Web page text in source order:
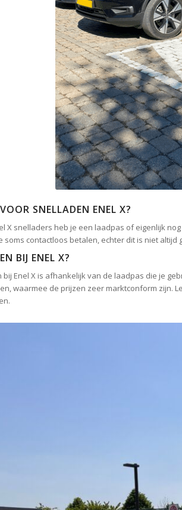
SNELLADEN ENEL X?
X snelladers heb je een laadpas of eigenlijk
soms contactloos betalen, echter dit is niet altijd
BIJ ENEL X?
Enel X is afhankelijk van de laadpas die je
waarmee de prijzen zeer marktconform zijn.